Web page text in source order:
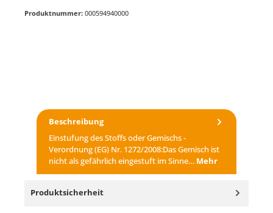
Produktnummer: 000594940000
Beschreibung
Einstufung des Stoffs oder Gemischs -
Verordnung (EG) Nr. 1272/2008:Das Gemisch ist
nicht als gefährlich eingestuft im Sinne… Mehr
Produktsicherheit